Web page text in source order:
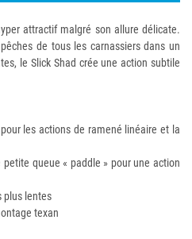
attractif malgré son allure délicate.
de tous les carnassiers dans un
le Slick Shad crée une action subtile
les actions de ramené linéaire et la
queue « paddle » pour une action
plus lentes
texan